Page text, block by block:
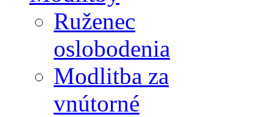
Ruženec
oslobodenia
Modlitba za
vnútorné